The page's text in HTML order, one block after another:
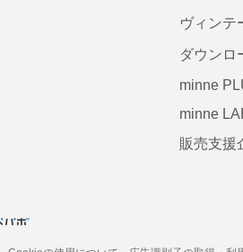
ヴィンテ
ダウンロ
minne
minne
販売支援